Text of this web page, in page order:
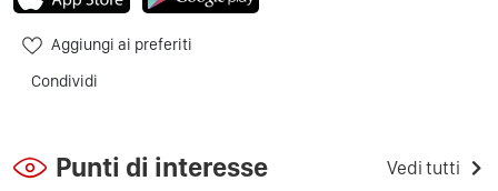
Aggiungi ai preferiti
Condividi
Punti di interesse Vedi tutti